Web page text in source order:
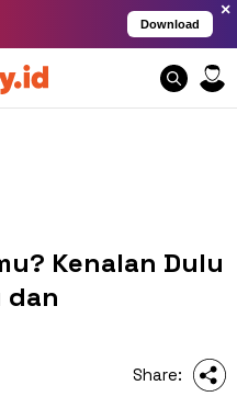
Download
×
Kenalan Dulu
dan
Share: